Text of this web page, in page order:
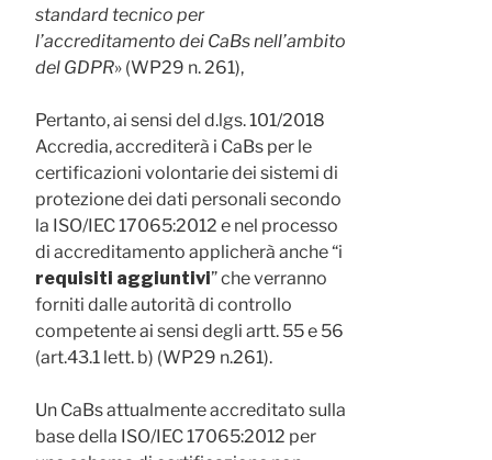
standard tecnico per
l’accreditamento dei CaBs nell’ambito
del GDPR» (WP29 n. 261),
Pertanto, ai sensi del d.lgs. 101/2018
Accredia, accrediterà i CaBs per le
certificazioni volontarie dei sistemi di
protezione dei dati personali secondo
la ISO/IEC 17065:2012 e nel processo
di accreditamento applicherà anche “i
requisiti aggiuntivi” che verranno
forniti dalle autorità di controllo
competente ai sensi degli artt. 55 e 56
(art.43.1 lett. b) (WP29 n.261).
Un CaBs attualmente accreditato sulla
base della ISO/IEC 17065:2012 per